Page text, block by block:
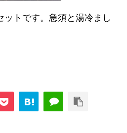
トです。急須と湯冷まし